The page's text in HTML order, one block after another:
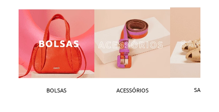
BOLSAS ACESSÓRIOS